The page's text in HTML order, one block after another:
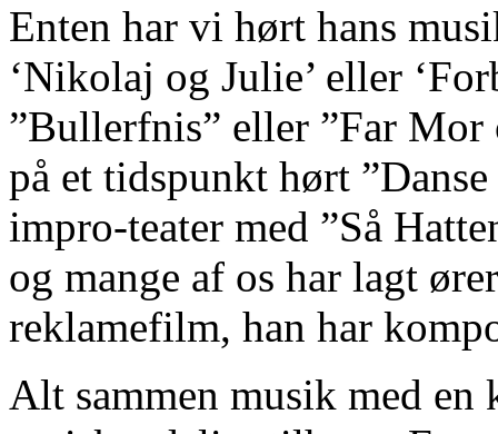
Enten har vi hørt hans
‘Nikolaj og Julie’ eller
”Bullerfnis” eller ”Far
på et tidspunkt hørt
impro-teater med ”Så
og mange af os har lagt
reklamefilm, han har
Alt sammen musik med